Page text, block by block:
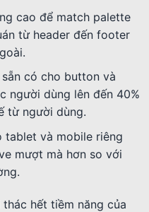
cao để match palette
từ header đến footer
có cho button và
người dùng lên đến 40%
từ người dùng.
tablet và mobile riêng
mượt mà hơn so với
hết tiềm năng của